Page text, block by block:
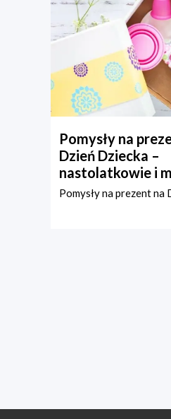
Pomysły na
Dzień Dziecka –
nastolatkowie i
Pomysły na prezent na